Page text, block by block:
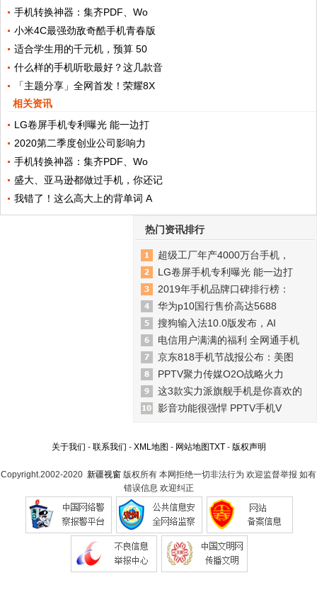
手机转换神器：集齐PDF、Wo
小米4C最强劲敌奇酷手机青春版
适合学生用的千元机，预算 50
什么样的手机听歌最好？这几款音
「主题分享」全网首发！荣耀8X
相关资讯
LG卷屏手机专利曝光 能一边打
2020第二季度创业公司影响力
手机转换神器：集齐PDF、Wo
盛大、亚马逊都做过手机，你还记
我错了！这么高大上的背单词 A
热门资讯排行
超级工厂年产4000万台手机，
LG卷屏手机专利曝光 能一边打
2019年手机品牌口碑排行榜：
华为p10国行售价高达5688
搜狗输入法10.0版发布，AI
电信用户满满的福利 全网通手机
京东818手机节战报公布：美图
PPTV聚力传媒O2O战略火力
这3款实力派旗舰手机是你喜欢的
影音功能很强悍 PPTV手机V
关于我们 - 联系我们 - XML地图 - 网站地图TXT- 版权声明
Copyright.2002-2020 新疆视窗 版权所有 本网拒绝一切非法行为 欢迎监督举报 如有
错误信息 欢迎纠正